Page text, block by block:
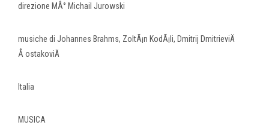
direzione MÂ° Michail Jurowski
musiche di Johannes Brahms, ZoltÃ¡n KodÃ¡li, Dmitrij DmitrieviÄ
Å ostakoviÄ
Italia
MUSICA